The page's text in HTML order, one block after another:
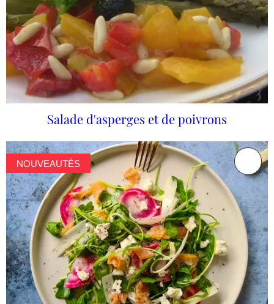
Salade d'asperges et de poivrons
NOUVEAUTÉS